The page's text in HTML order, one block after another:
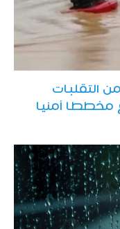
التقلبات
مخططا أمنيا